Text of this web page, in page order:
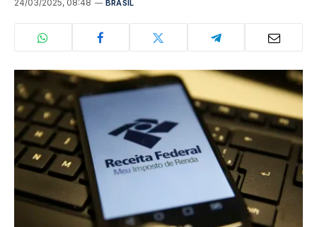
24/03/2025, 08:48 BRASIL